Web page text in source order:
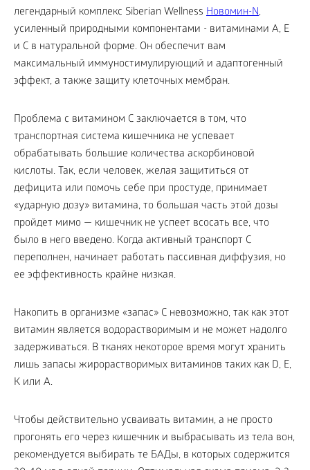
легендарный комплекс Siberian Wellness Новомин-N,
усиленный природными компонентами - витаминами A, E
и С в натуральной форме. Он обеспечит вам
максимальный иммуностимулирующий и адаптогенный
эффект, а также защиту клеточных мембран.
Проблема с витамином С заключается в том, что
транспортная система кишечника не успевает
обрабатывать большие количества аскорбиновой
кислоты. Так, если человек, желая защититься от
дефицита или помочь себе при простуде, принимает
«ударную дозу» витамина, то большая часть этой дозы
пройдет мимо — кишечник не успеет всосать все, что
было в него введено. Когда активный транспорт С
переполнен, начинает работать пассивная диффузия, но
ее эффективность крайне низкая.
Накопить в организме «запас» С невозможно, так как этот
витамин является водорастворимым и не может надолго
задерживаться. В тканях некоторое время могут хранить
лишь запасы жирорастворимых витаминов таких как D, Е,
К или А.
Чтобы действительно усваивать витамин, а не просто
прогонять его через кишечник и выбрасывать из тела вон,
рекомендуется выбирать те БАДы, в которых содержится